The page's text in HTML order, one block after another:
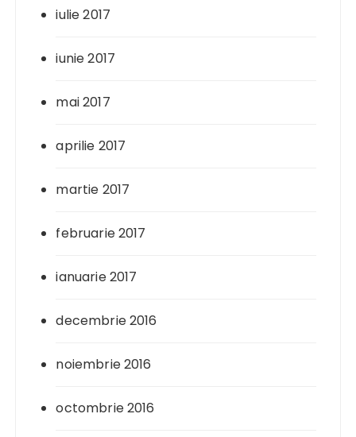
iulie 2017
iunie 2017
mai 2017
aprilie 2017
martie 2017
februarie 2017
ianuarie 2017
decembrie 2016
noiembrie 2016
octombrie 2016